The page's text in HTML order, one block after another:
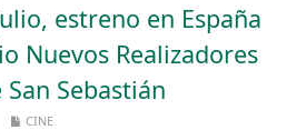
estreno en España
Nuevos Realizadores
Sebastián
CINE